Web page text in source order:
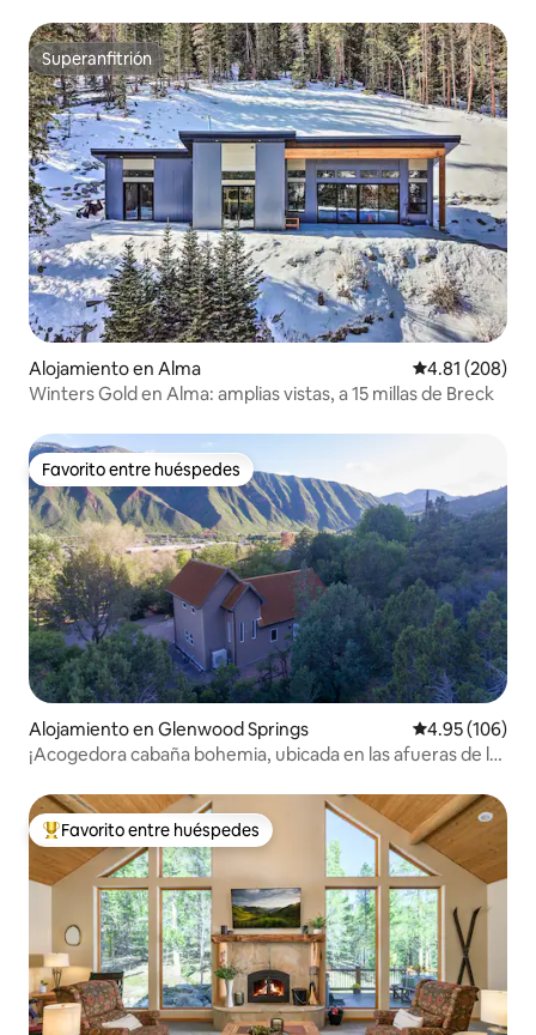
Superanfitrión
Superanfitrión
Alojamiento en Alma Calificación
4.81 (208)
Winters Gold en Alma: amplias vistas, a 15 millas de Breck
Favorito entre huéspedes
Favorito entre huéspedes
Alojamiento en Glenwood Springs Calificación
4.95 (106)
¡Acogedora cabaña bohemia, ubicada en las afueras de la
Favorito entre huéspedes preferido
Favorito entre huéspedes